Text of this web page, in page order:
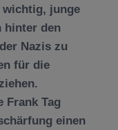
wichtig, junge
hinter den
Nazis zu
für die
Frank Tag
einen